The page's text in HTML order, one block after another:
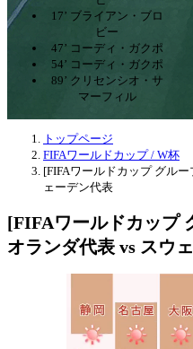
17’ ブライアン・ブロ
ビー
47’ コーディ・ガクポ
54’ コーディ・ガクポ
89’ クリセンシオ・サ
マーフィル
トップページ
FIFAワールドカップ / W杯
[FIFAワールドカップ グル
ェーデン代表
[FIFAワールドカップ
オランダ代表 vs スウ